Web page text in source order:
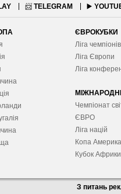
📨 TELEGRAM ▶️
ЄВРОКУБКИ
Ліга чемпіонів
Ліга Європи
Ліга
Чемпіонат
ЄВРО
Ліга націй
Копа Америка
Кубок
З питань